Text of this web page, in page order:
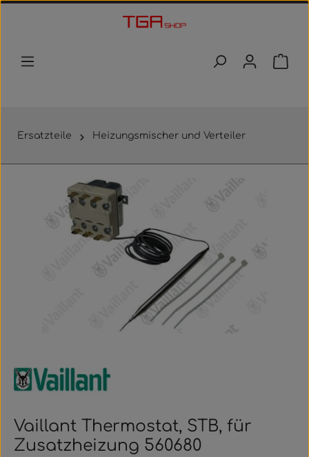
Zum Hauptinhalt springen
Ersatzteile Heizungsmischer und Verteiler
Bildergalerie überspringen
Vaillant Thermostat, STB, für
Zusatzheizung 560680